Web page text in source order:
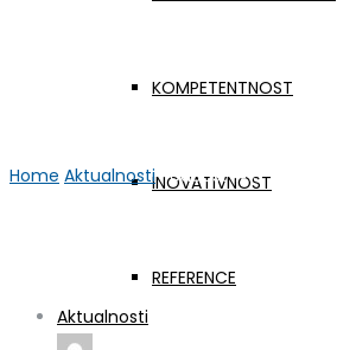
KOMPETENTNOST
INOVATIVNOST
REFERENCE
Home Aktualnosti Podcast #15
Aktualnosti